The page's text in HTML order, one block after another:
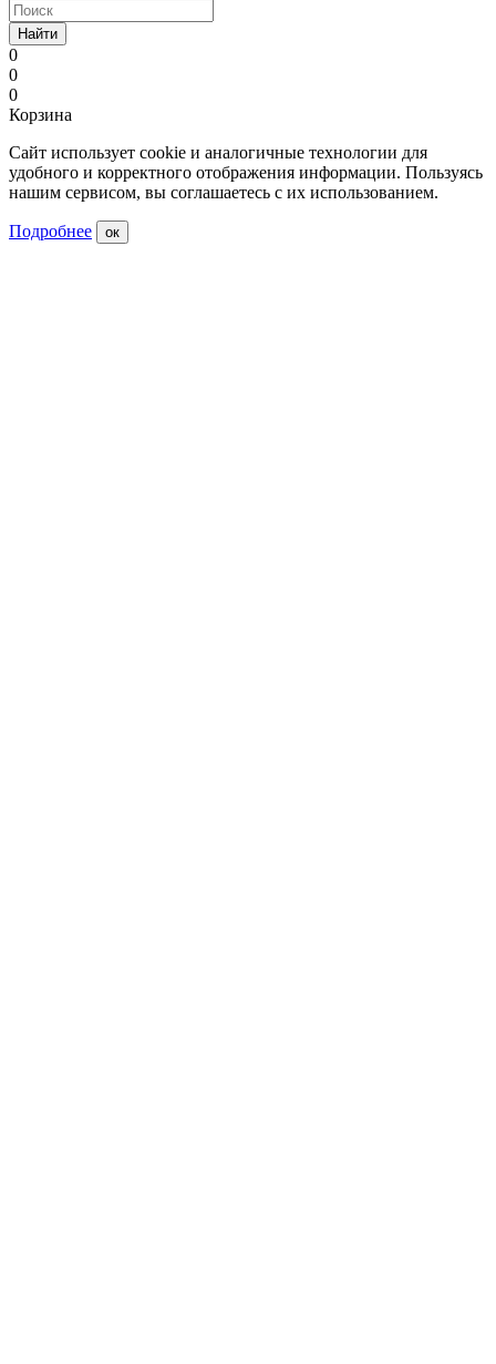
Найти
0
0
0
Корзина
Сайт использует cookie и аналогичные технологии для
удобного и корректного отображения информации. Пользуясь
нашим сервисом, вы соглашаетесь с их использованием.
Подробнее ок